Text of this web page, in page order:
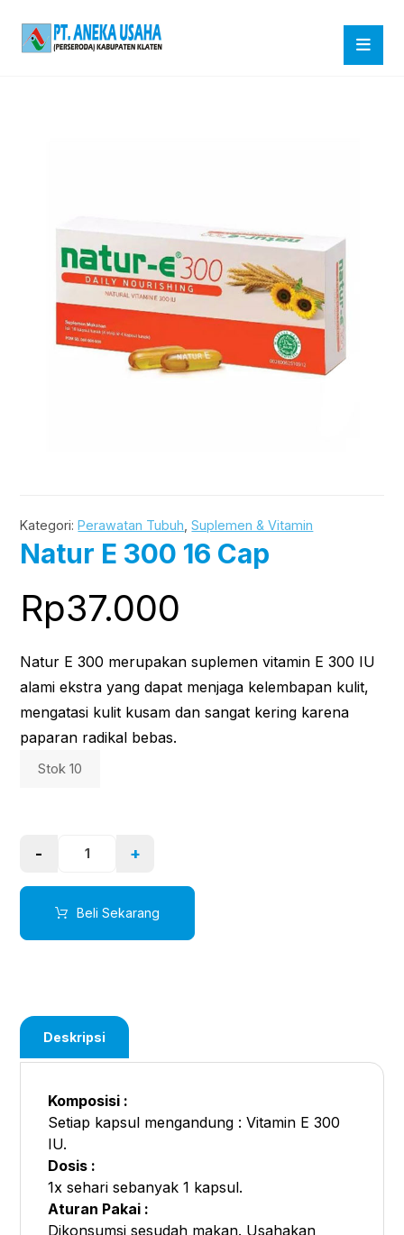
Kategori:Perawatan Tubuh ,Suplemen & Vitamin
Natur E 300 16 Cap
Rp37.000
Natur E 300 merupakan suplemen vitamin E 300 IU
alami ekstra yang dapat menjaga kelembapan kulit,
mengatasi kulit kusam dan sangat kering karena
paparan radikal bebas.
Stok 10
- +
Beli Sekarang
Deskripsi
Komposisi :
Setiap kapsul mengandung : Vitamin E 300
IU.
Dosis :
1x sehari sebanyak 1 kapsul.
Aturan Pakai :
Dikonsumsi sesudah makan. Usahakan